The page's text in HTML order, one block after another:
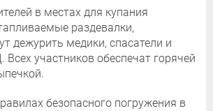
в местах для купания
раздевалки,
дежурить медики, спасатели и
участников обеспечат горячей
безопасного погружения в